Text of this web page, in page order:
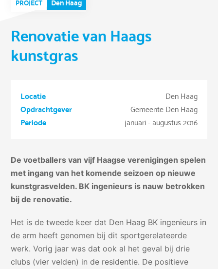
PROJECT Den Haag
Renovatie van Haags
kunstgras
Locatie
Den Haag
Opdrachtgever
Gemeente Den Haag
Periode
januari - augustus 2016
De voetballers van vijf Haagse verenigingen spelen
met ingang van het komende seizoen op nieuwe
kunstgrasvelden. BK ingenieurs is nauw betrokken
bij de renovatie.
Het is de tweede keer dat Den Haag BK ingenieurs in
de arm heeft genomen bij dit sportgerelateerde
werk. Vorig jaar was dat ook al het geval bij drie
clubs (vier velden) in de residentie. De positieve